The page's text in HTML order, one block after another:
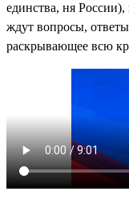
единства, ня
ждут вопросы,
раскрывающее всю